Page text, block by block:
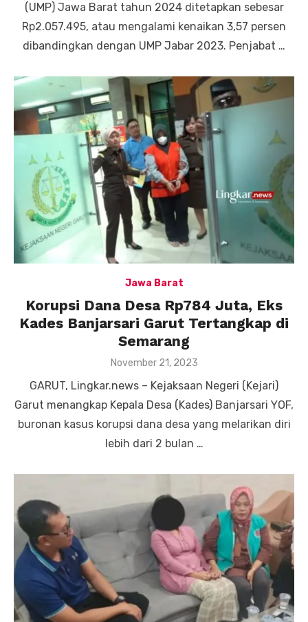
(UMP) Jawa Barat tahun 2024 ditetapkan sebesar
Rp2.057.495, atau mengalami kenaikan 3,57 persen
dibandingkan dengan UMP Jabar 2023. Penjabat …
Jawa Barat
Korupsi Dana Desa Rp784 Juta, Eks
Kades Banjarsari Garut Tertangkap di
Semarang
Posted
November 21, 2023
GARUT, Lingkar.news – Kejaksaan Negeri (Kejari)
Garut menangkap Kepala Desa (Kades) Banjarsari YOF,
buronan kasus korupsi dana desa yang melarikan diri
lebih dari 2 bulan …